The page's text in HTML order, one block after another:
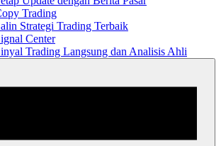
Trading
Strategi Trading Terbaik
Center
Trading Langsung dan Analisis Ahli